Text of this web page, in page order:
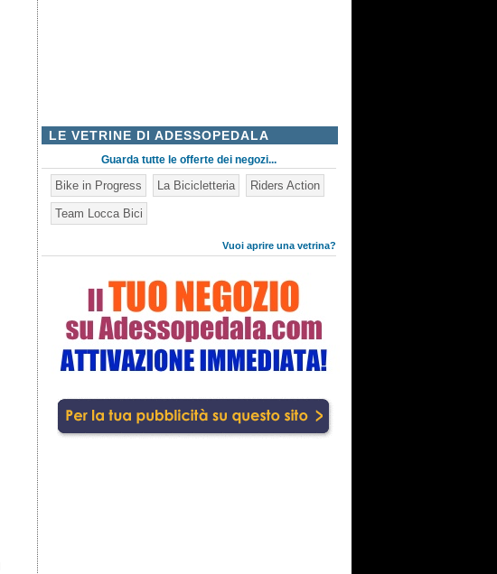
LE VETRINE DI ADESSOPEDALA
Guarda tutte le offerte dei negozi...
Bike in Progress La Bicicletteria Riders Action
Team Locca Bici
Vuoi aprire una vetrina?